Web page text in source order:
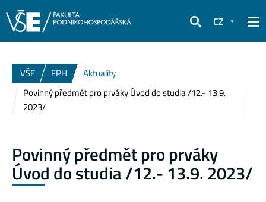
Hledat
CZ
VŠE FPH
Aktuality
Povinný předmět pro prváky Úvod do studia /12.- 13.9.
2023/
Povinný předmět pro prváky
Úvod do studia /12.- 13.9. 2023/